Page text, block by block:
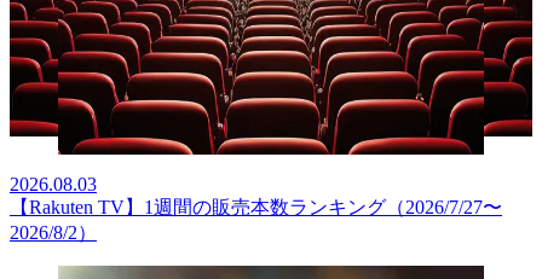
2026.08.03
【Rakuten TV】1週間の販売本数ランキング（2026/7/27〜
2026/8/2）